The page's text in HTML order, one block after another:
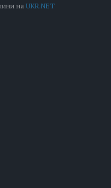
наUKR.NET